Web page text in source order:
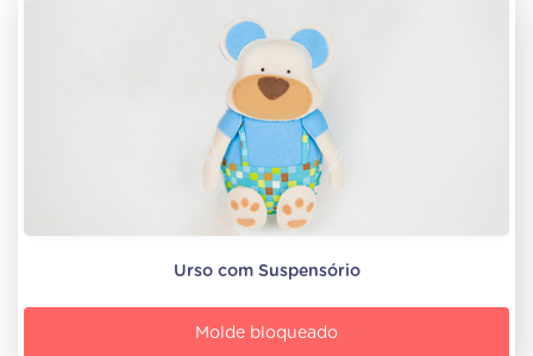
Urso com Suspensório
Molde bloqueado